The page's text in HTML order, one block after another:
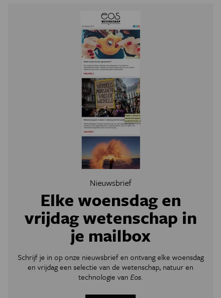
Nieuwsbrief
Elke woensdag en
vrijdag wetenschap in
je mailbox
Schrijf je in op onze nieuwsbrief en ontvang elke woensdag
en vrijdag een selectie van de wetenschap, natuur en
technologie van Eos.